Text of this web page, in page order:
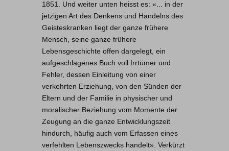
1851. Und weiter unten heisst es: «... in der
jetzigen Art des Denkens und Handelns des
Geisteskranken liegt der ganze frühere
Mensch, seine ganze frühere
Lebensgeschichte offen dargelegt, ein
aufgeschlagenes Buch voll Irrtümer und
Fehler, dessen Einleitung von einer
verkehrten Erziehung, von den Sünden der
Eltern und der Familie in physischer und
moralischer Beziehung vom Momente der
Zeugung an die ganze Entwicklungszeit
hindurch, häufig auch vom Erfassen eines
verfehlten Lebenszwecks handelt». Verkürzt